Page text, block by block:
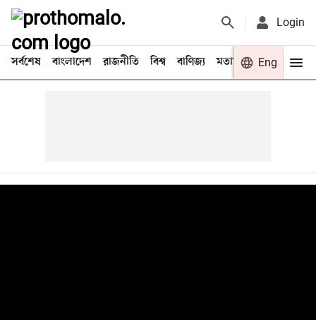
Login
সর্বশেষ বাংলাদেশ রাজনীতি বিশ্ব বাণিজ্য মতামত খেলা
Eng